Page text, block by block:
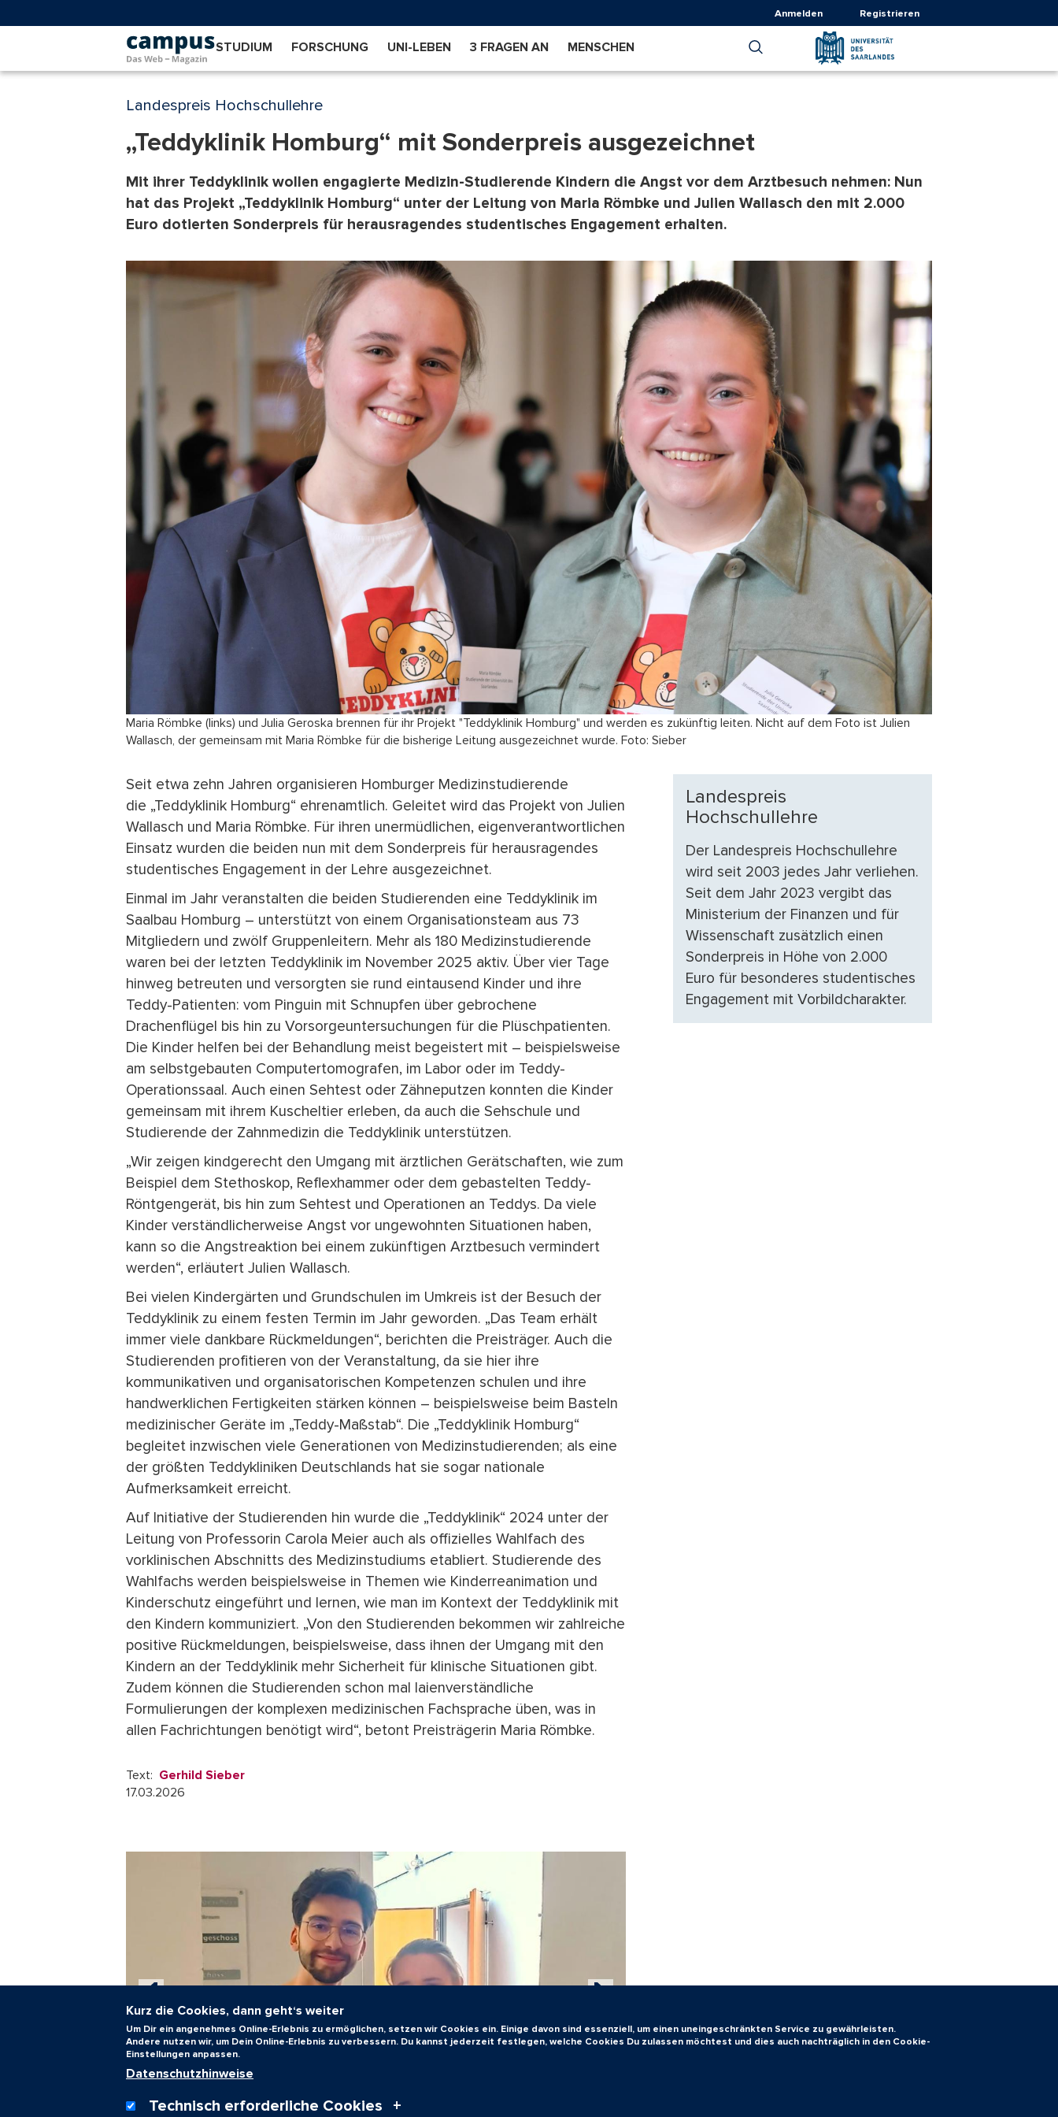
zum
Anmelden Registrieren
STUDIUM FORSCHUNG UNI-LEBEN 3 FRAGEN AN MENSCHEN
Landespreis Hochschullehre
„Teddyklinik Homburg“ mit Sonderpreis ausgezeichnet
Mit ihrer Teddyklinik wollen engagierte Medizin-Studierende Kindern die Angst vor dem Arztbesuch nehmen: Nun
hat das Projekt „Teddyklinik Homburg“ unter der Leitung von Maria Römbke und Julien Wallasch den mit 2.000
Euro dotierten Sonderpreis für herausragendes studentisches Engagement erhalten.
Maria Römbke (links) und Julia Geroska brennen für ihr Projekt "Teddyklinik Homburg" und werden es zukünftig leiten. Nicht auf dem Foto ist Julien
Wallasch, der gemeinsam mit Maria Römbke für die bisherige Leitung ausgezeichnet wurde. Foto: Sieber
Seit etwa zehn Jahren organisieren Homburger Medizinstudierende
die „Teddyklinik Homburg“ ehrenamtlich. Geleitet wird das Projekt von Julien
Wallasch und Maria Römbke. Für ihren unermüdlichen, eigenverantwortlichen
Einsatz wurden die beiden nun mit dem Sonderpreis für herausragendes
studentisches Engagement in der Lehre ausgezeichnet.
Einmal im Jahr veranstalten die beiden Studierenden eine Teddyklinik im
Saalbau Homburg – unterstützt von einem Organisationsteam aus 73
Mitgliedern und zwölf Gruppenleitern. Mehr als 180 Medizinstudierende
waren bei der letzten Teddyklinik im November 2025 aktiv. Über vier Tage
hinweg betreuten und versorgten sie rund eintausend Kinder und ihre
Teddy-Patienten: vom Pinguin mit Schnupfen über gebrochene
Drachenflügel bis hin zu Vorsorgeuntersuchungen für die Plüschpatienten.
Die Kinder helfen bei der Behandlung meist begeistert mit – beispielsweise
am selbstgebauten Computertomografen, im Labor oder im Teddy-
Operationssaal. Auch einen Sehtest oder Zähneputzen konnten die Kinder
gemeinsam mit ihrem Kuscheltier erleben, da auch die Sehschule und
Studierende der Zahnmedizin die Teddyklinik unterstützen.
„Wir zeigen kindgerecht den Umgang mit ärztlichen Gerätschaften, wie zum
Beispiel dem Stethoskop, Reflexhammer oder dem gebastelten Teddy-
Röntgengerät, bis hin zum Sehtest und Operationen an Teddys. Da viele
Kinder verständlicherweise Angst vor ungewohnten Situationen haben,
kann so die Angstreaktion bei einem zukünftigen Arztbesuch vermindert
werden“, erläutert Julien Wallasch.
Bei vielen Kindergärten und Grundschulen im Umkreis ist der Besuch der
Teddyklinik zu einem festen Termin im Jahr geworden. „Das Team erhält
immer viele dankbare Rückmeldungen“, berichten die Preisträger. Auch die
Studierenden profitieren von der Veranstaltung, da sie hier ihre
kommunikativen und organisatorischen Kompetenzen schulen und ihre
handwerklichen Fertigkeiten stärken können – beispielsweise beim Basteln
medizinischer Geräte im „Teddy-Maßstab“. Die „Teddyklinik Homburg“
begleitet inzwischen viele Generationen von Medizinstudierenden; als eine
der größten Teddykliniken Deutschlands hat sie sogar nationale
Aufmerksamkeit erreicht.
Auf Initiative der Studierenden hin wurde die „Teddyklinik“ 2024 unter der
Leitung von Professorin Carola Meier auch als offizielles Wahlfach des
vorklinischen Abschnitts des Medizinstudiums etabliert. Studierende des
Wahlfachs werden beispielsweise in Themen wie Kinderreanimation und
Kinderschutz eingeführt und lernen, wie man im Kontext der Teddyklinik mit
den Kindern kommuniziert. „Von den Studierenden bekommen wir zahlreiche
positive Rückmeldungen, beispielsweise, dass ihnen der Umgang mit den
Kindern an der Teddyklinik mehr Sicherheit für klinische Situationen gibt.
Zudem können die Studierenden schon mal laienverständliche
Formulierungen der komplexen medizinischen Fachsprache üben, was in
allen Fachrichtungen benötigt wird“, betont Preisträgerin Maria Römbke.
Text: Gerhild Sieber
17.03.2026
Landespreis
Hochschullehre
Der Landespreis Hochschullehre
wird seit 2003 jedes Jahr verliehen.
Seit dem Jahr 2023 vergibt das
Ministerium der Finanzen und für
Wissenschaft zusätzlich einen
Sonderpreis in Höhe von 2.000
Euro für besonderes studentisches
Engagement mit Vorbildcharakter.
Kurz die Cookies, dann geht‘s weiter
Um Dir ein angenehmes Online-Erlebnis zu ermöglichen, setzen wir Cookies ein. Einige davon sind essenziell, um einen uneingeschränkten Service zu gewährleisten.
Andere nutzen wir, um Dein Online-Erlebnis zu verbessern. Du kannst jederzeit festlegen, welche Cookies Du zulassen möchtest und dies auch nachträglich in den Cookie-
Einstellungen anpassen.
Datenschutzhinweise
Technisch erforderliche Cookies